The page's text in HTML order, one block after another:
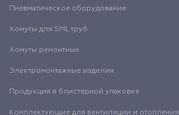
Пневматическое оборудование
Хомуты для SML труб
Хомуты ремонтные
Электромонтажные изделия
Продукция в блистерной упаковке
Комплектующие для вентиляции и отопления